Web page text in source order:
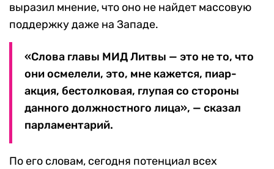
выразил мнение, что оно не найдет массовую
поддержку даже на Западе.
«Слова главы МИД Литвы — это не то, что
они осмелели, это, мне кажется, пиар-
акция, бестолковая, глупая со стороны
данного должностного лица», — сказал
парламентарий.
По его словам, сегодня потенциал всех